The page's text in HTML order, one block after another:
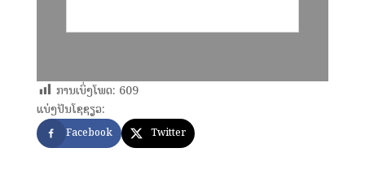
ການເບິ່ງໂພດ: 609
ແບ່ງປັນໂຊຊຽວ:
Facebook Twitter